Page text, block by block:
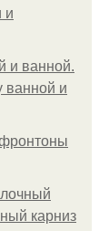
и
и ванной.
ванной и
фронтоны
карниз